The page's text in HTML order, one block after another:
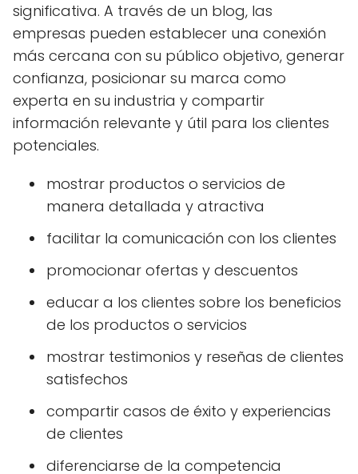
significativa. A través de un blog, las
empresas pueden establecer una conexión
más cercana con su público objetivo, generar
confianza, posicionar su marca como
experta en su industria y compartir
información relevante y útil para los clientes
potenciales.
mostrar productos o servicios de
manera detallada y atractiva
facilitar la comunicación con los clientes
promocionar ofertas y descuentos
educar a los clientes sobre los beneficios
de los productos o servicios
mostrar testimonios y reseñas de clientes
satisfechos
compartir casos de éxito y experiencias
de clientes
diferenciarse de la competencia